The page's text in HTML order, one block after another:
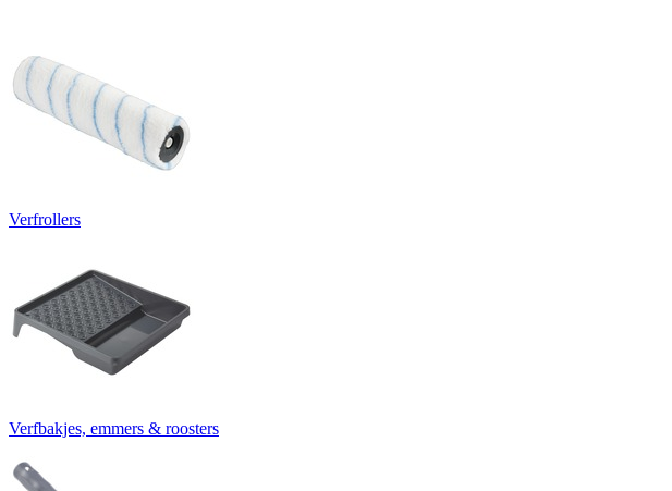
Verfrollers
Verfbakjes, emmers & roosters